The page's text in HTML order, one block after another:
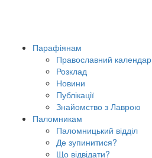
Парафіянам
Православний календар
Розклад
Новини
Публікації
Знайомство з Лаврою
Паломникам
Паломницький відділ
Де зупинитися?
Що відвідати?